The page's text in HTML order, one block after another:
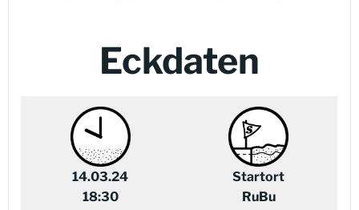
Eckdaten
14.03.24
18:30
Startort
RuBu